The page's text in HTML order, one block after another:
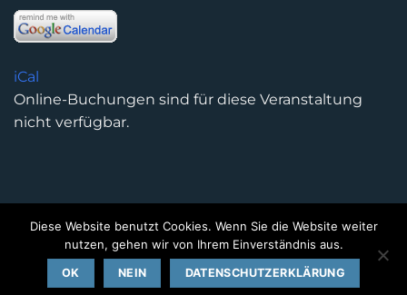
iCal
Online-Buchungen sind für diese Veranstaltung
nicht verfügbar.
DATENSCHUTZERKLÄRUNG IMPRESSUM KONTAKT
Copyright 2026 ©Kirchengemeinde Deilinghofen- Design
kleinzweidrei Kommunikationsdesign
Diese Website benutzt Cookies. Wenn Sie die Website weiter
nutzen, gehen wir von Ihrem Einverständnis aus.
OK NEIN DATENSCHUTZERKLÄRUNG